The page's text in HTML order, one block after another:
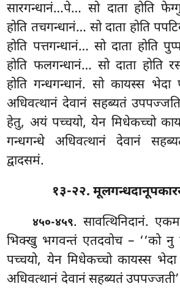
सारगन्धानं…पे… सो दाता होति
होति तचगन्धानं… सोदाता होति
होति पत्तगन्धानं… सो दाता होति
होति फलगन्धानं… सो दाता होति
होति गन्धगन्धानं. सो कायस्स भेदा
अधिवत्थानं देवानं सहब्यतं
हेतु, अयं पच्चयो, येन मिधेकच्चो
गन्धगन्धे अधिवत्थानं देवानं
द्वादसमं.
१३-२२.
४५०-४५९. सावत्थिनिदानं.
भिक्खु भगवन्तं एतदवोच – ‘‘को
पच्चयो, येन मिधेकच्चो कायस्स
अधिवत्थानं देवानं सहब्यतं